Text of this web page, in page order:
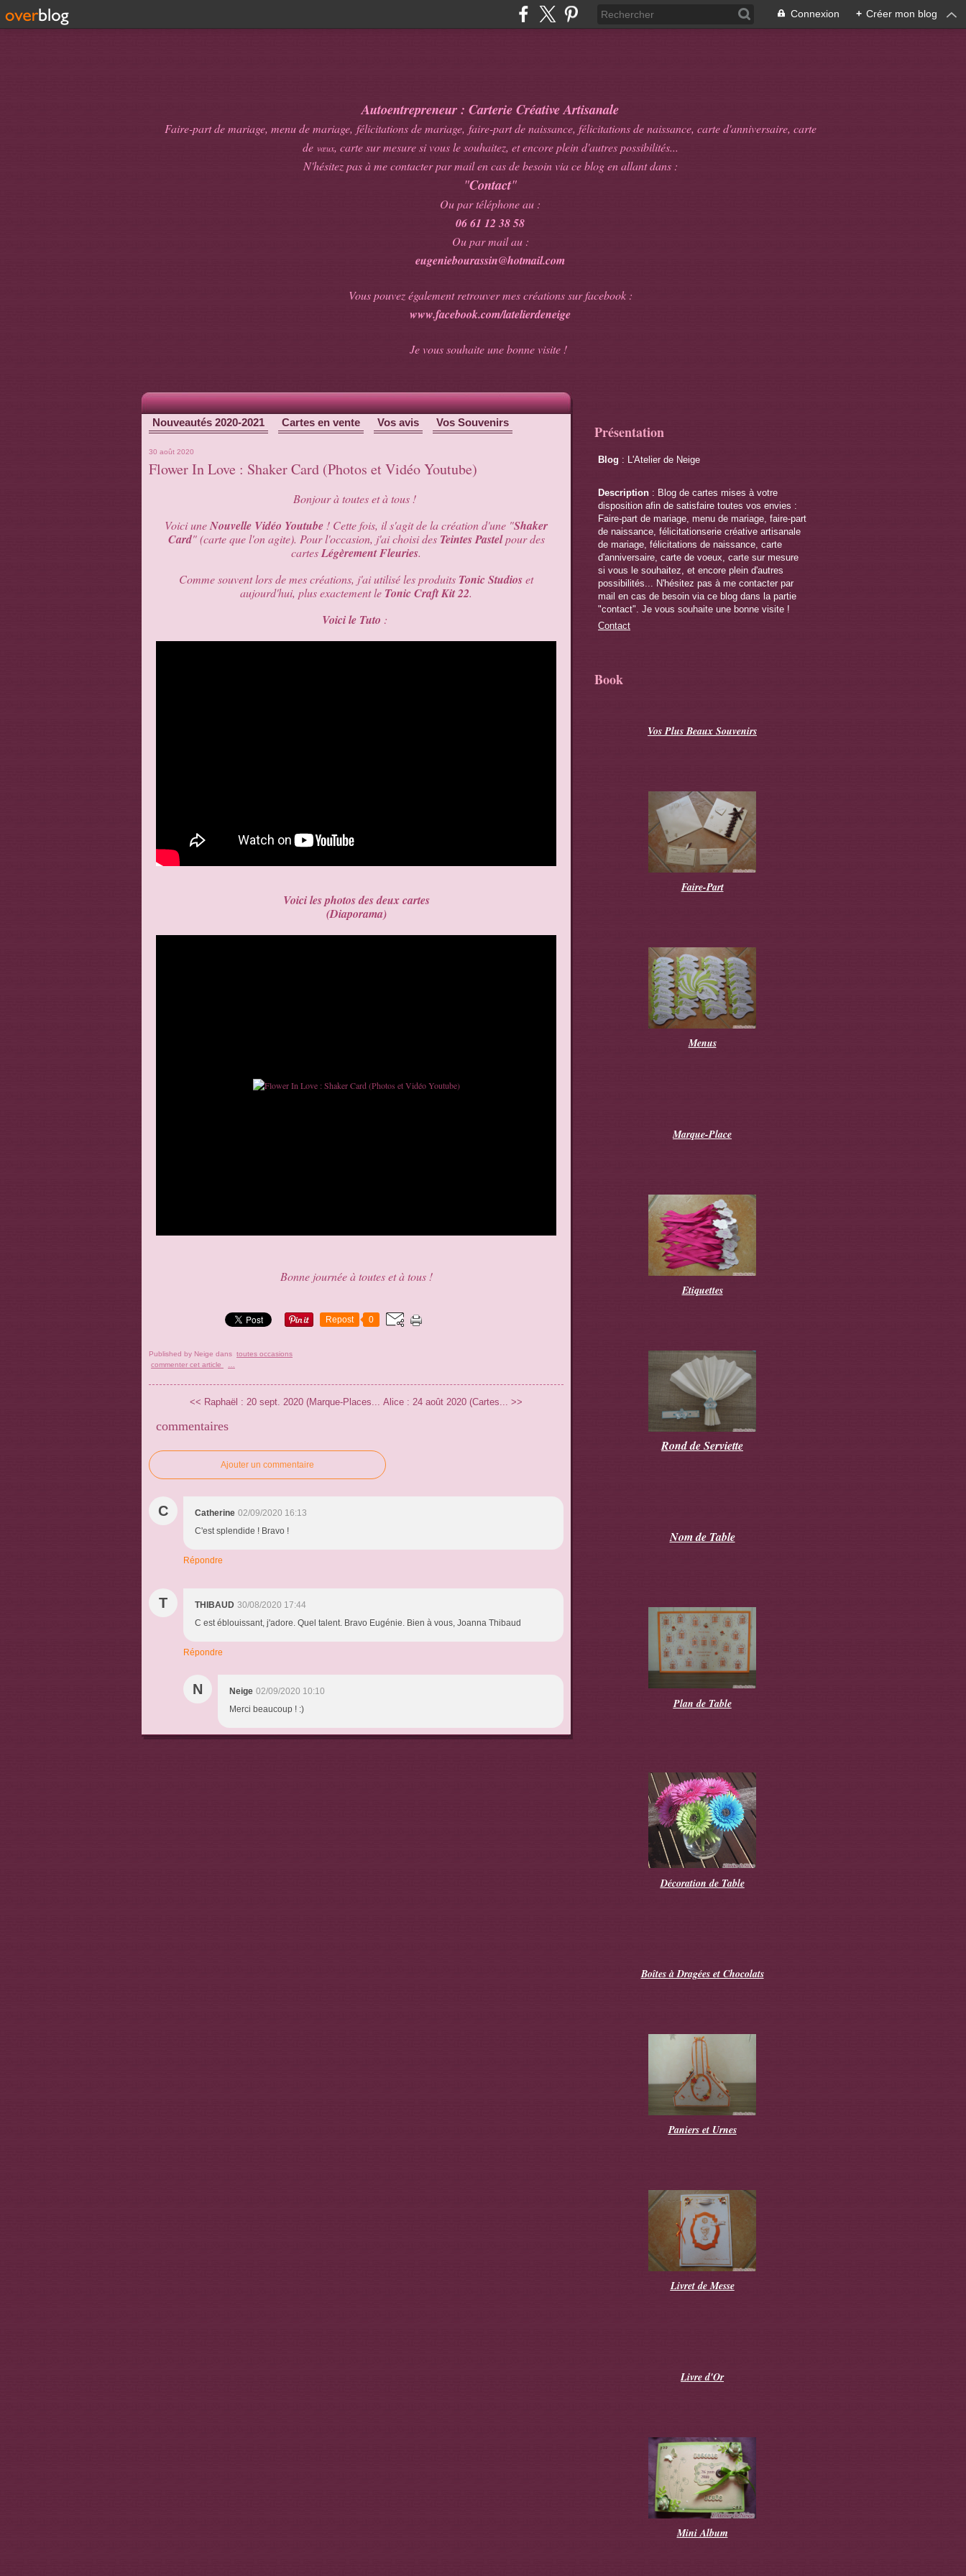
Connexion + Créer mon blog
Autoentrepreneur : Carterie Créative Artisanale
Faire-part de mariage, menu de mariage, félicitations de mariage, faire-part de naissance, félicitations de naissance, carte d'anniversaire, carte
de vœux, carte sur mesure si vous le souhaitez, et encore plein d'autres possibilités...
N'hésitez pas à me contacter par mail en cas de besoin via ce blog en allant dans :
"Contact"
Ou par téléphone au :
06 61 12 38 58
Ou par mail au :
eugeniebourassin@hotmail.com
Vous pouvez également retrouver mes créations sur facebook :
www.facebook.com/latelierdeneige
Je vous souhaite une bonne visite !
Nouveautés 2020-2021 Cartes en vente Vos avis Vos Souvenirs
30 août 2020
Flower In Love : Shaker Card (Photos et Vidéo Youtube)
Bonjour à toutes et à tous !
Voici uneNouvelle Vidéo Youtube ! Cette fois, il s'agit de la création d'une "Shaker
Card" (carte que l'on agite). Pour l'occasion, j'ai choisi desTeintes Pastelpour des
cartesLégèrement Fleuries.
Comme souvent lors de mes créations, j'ai utilisé les produits Tonic Studioset
aujourd'hui, plus exactement le Tonic Craft Kit 22.
Voici le Tuto :
Voici les photos des deux cartes
(Diaporama)
Bonne journée à toutes et à tous !
Repost 0
Published by Neige dans toutes occasions
commenter cet article
<< Raphaël : 20 sept. 2020 (Marque-Places... Alice : 24 août 2020 (Cartes... >>
commentaires
Ajouter un commentaire
C Catherine 02/09/2020 16:13
C'est splendide ! Bravo !
Répondre
T THIBAUD 30/08/2020 17:44
C est éblouissant, j'adore. Quel talent. Bravo Eugénie. Bien à vous, Joanna Thibaud
Répondre
N Neige 02/09/2020 10:10
Merci beaucoup ! :)
Présentation
Blog : L'Atelier de Neige
Description : Blog de cartes mises à votre
disposition afin de satisfaire toutes vos envies :
Faire-part de mariage, menu de mariage, faire-part
de naissance, félicitationserie créative artisanale
de mariage, félicitations de naissance, carte
d'anniversaire, carte de voeux, carte sur mesure
si vous le souhaitez, et encore plein d'autres
possibilités... N'hésitez pas à me contacter par
mail en cas de besoin via ce blog dans la partie
"contact". Je vous souhaite une bonne visite !
Contact
Book
Vos Plus Beaux Souvenirs
Faire-Part
Menus
Marque-Place
Etiquettes
Rond de Serviette
Nom de Table
Plan de Table
Décoration de Table
Boîtes à Dragées et Chocolats
Paniers et Urnes
Livret de Messe
Livre d'Or
Mini Album